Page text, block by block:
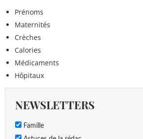
Prénoms
Maternités
Crèches
Calories
Médicaments
Hôpitaux
NEWSLETTERS
Famille